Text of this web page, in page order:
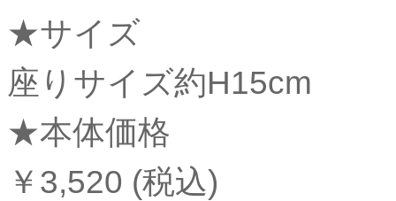
★サイズ
座りサイズ約H15cm
★本体価格
￥3,520 (税込)